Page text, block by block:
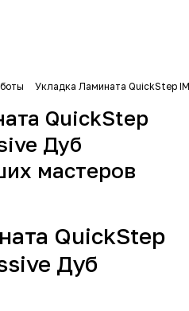
Укладка Ламината QuickStep
QuickStep
Дуб
мастеров
QuickStep
Дуб